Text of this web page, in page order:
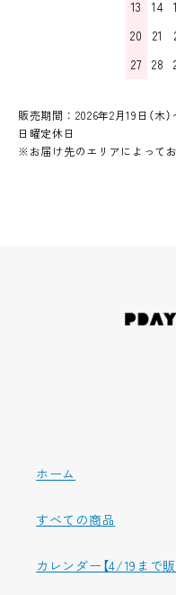
13
14
20
21
27
28
販売期間：2026年2月19日（木
日曜定休日
※お届け先のエリアによって
ホーム
すべての商品
カレンダー【4/19まで販